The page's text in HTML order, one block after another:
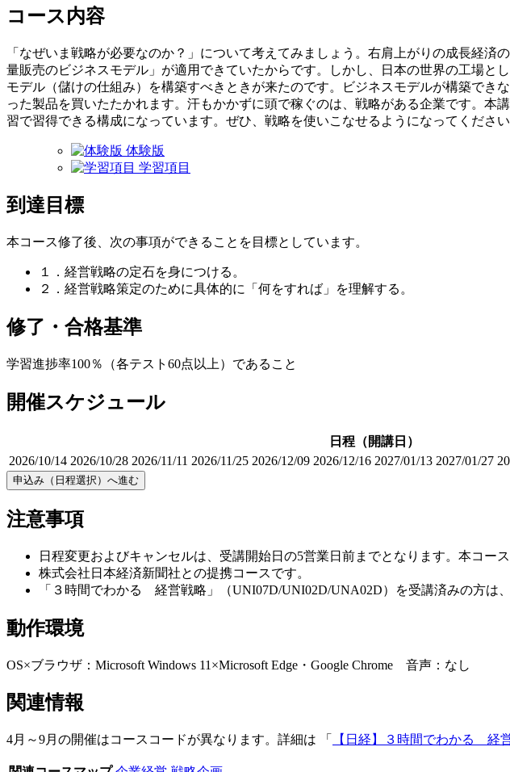
コース内容
「なぜいま戦略が必要なのか？」について考えてみましょう。右肩上がりの成長経
量販売のビジネスモデル」が適用できていたからです。しかし、日本の世界の工場と
モデル（儲けの仕組み）を構築すべきときが来たのです。ビジネスモデルが構築で
った製品を買いたたかれます。汗もかかずに頭で稼ぐのは、戦略がある企業です。
習で習得できる構成になっています。ぜひ、戦略を使いこなせるようになってください
体験版
学習項目
到達目標
本コース修了後、次の事項ができることを目標としています。
１．経営戦略の定石を身につける。
２．経営戦略策定のために具体的に「何をすれば」を理解する。
修了・合格基準
学習進捗率100％（各テスト60点以上）であること
開催スケジュール
日程（開講日）
2026/10/14 2026/10/28 2026/11/11 2026/11/25 2026/12/09 2026/12/16 2027/01/13 2027/01/27
申込み（日程選択）へ進む
注意事項
日程変更およびキャンセルは、受講開始日の5営業日前までとなります。本コー
株式会社日本経済新聞社との提携コースです。
「３時間でわかる 経営戦略」（UNI07D/UNI02D/UNA02D）を受講済みの方は
動作環境
OS×ブラウザ：Microsoft Windows 11×Microsoft Edge・Google Chrome 音声：なし
関連情報
4月～9月の開催はコースコードが異なります。詳細は 「 【日経】３時間でわかる 経